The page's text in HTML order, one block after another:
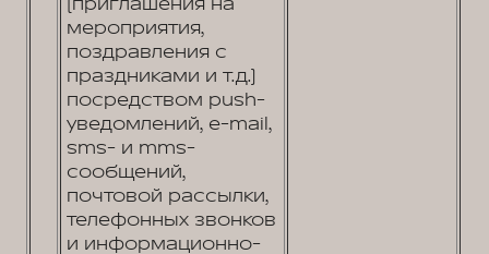
мероприятия,
поздравления с
праздниками и т.д.)
посредством push-
уведомлений, e-mail,
sms- и mms-
сообщений,
почтовой рассылки,
телефонных звонков
и информационно-